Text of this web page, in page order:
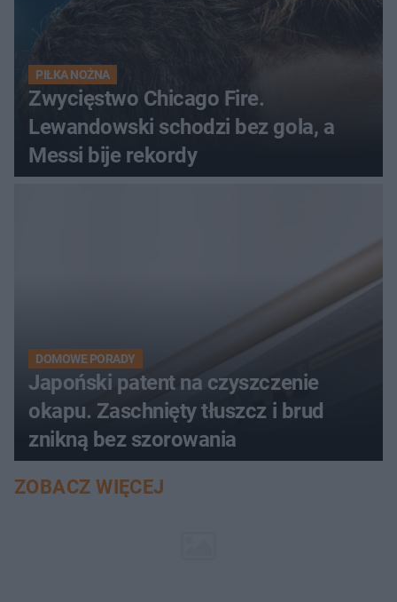
PIŁKA NOŻNA
Zwycięstwo Chicago Fire.
Lewandowski schodzi bez gola, a
Messi bije rekordy
DOMOWE PORADY
Japoński patent na czyszczenie
okapu. Zaschnięty tłuszcz i brud
znikną bez szorowania
ZOBACZ WIĘCEJ